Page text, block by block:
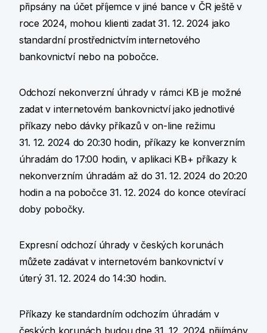
připsány na účet příjemce v jiné bance v ČR ještě v
roce 2024, mohou klienti zadat 31. 12. 2024 jako
standardní prostřednictvím internetového
bankovnictví nebo na pobočce.
Odchozí nekonverzní úhrady v rámci KB je možné
zadat v internetovém bankovnictví jako jednotlivé
příkazy nebo dávky příkazů v on-line režimu
31. 12. 2024 do 20:30 hodin, příkazy ke konverzním
úhradám do 17:00 hodin, v aplikaci KB+ příkazy k
nekonverzním úhradám až do 31. 12. 2024 do 20:20
hodin a na pobočce 31. 12. 2024 do konce otevírací
doby pobočky.
Expresní odchozí úhrady v českých korunách
můžete zadávat v internetovém bankovnictví v
úterý 31. 12. 2024 do 14:30 hodin.
Příkazy ke standardním odchozím úhradám v
českých korunách budou dne 31. 12. 2024 přijímány